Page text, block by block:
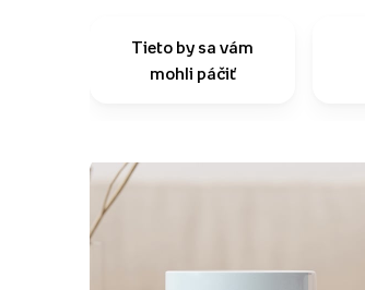
Tieto by sa vám
mohli páčiť